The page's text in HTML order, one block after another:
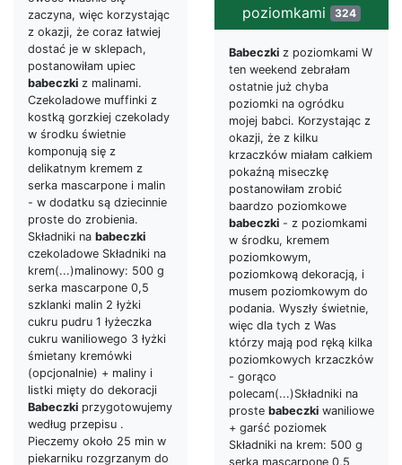
zaczyna, więc korzystając
z okazji, że coraz łatwiej
dostać je w sklepach,
postanowiłam upiec
babeczki z malinami.
Czekoladowe muffinki z
kostką gorzkiej czekolady
w środku świetnie
komponują się z
delikatnym kremem z
serka mascarpone i malin
- w dodatku są dziecinnie
proste do zrobienia.
Składniki na babeczki
czekoladowe Składniki na
krem(...)malinowy: 500 g
serka mascarpone 0,5
szklanki malin 2 łyżki
cukru pudru 1 łyżeczka
cukru waniliowego 3 łyżki
śmietany kremówki
(opcjonalnie) + maliny i
listki mięty do dekoracji
Babeczki przygotowujemy
według przepisu .
Pieczemy około 25 min w
piekarniku rozgrzanym do
poziomkami 324
Babeczki z poziomkami W
ten weekend zebrałam
ostatnie już chyba
poziomki na ogródku
mojej babci. Korzystając z
okazji, że z kilku
krzaczków miałam całkiem
pokaźną miseczkę
postanowiłam zrobić
baardzo poziomkowe
babeczki - z poziomkami
w środku, kremem
poziomkowym,
poziomkową dekoracją, i
musem poziomkowym do
podania. Wyszły świetnie,
więc dla tych z Was
którzy mają pod ręką kilka
poziomkowych krzaczków
- gorąco
polecam(...)Składniki na
proste babeczki waniliowe
+ garść poziomek
Składniki na krem: 500 g
serka mascarpone 0,5